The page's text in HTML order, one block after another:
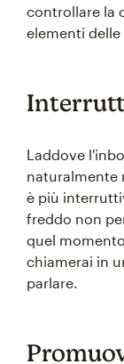
controllare la
elementi
Laddove
naturalmente
è più
freddo non
quel
chiamerai in
parlare.